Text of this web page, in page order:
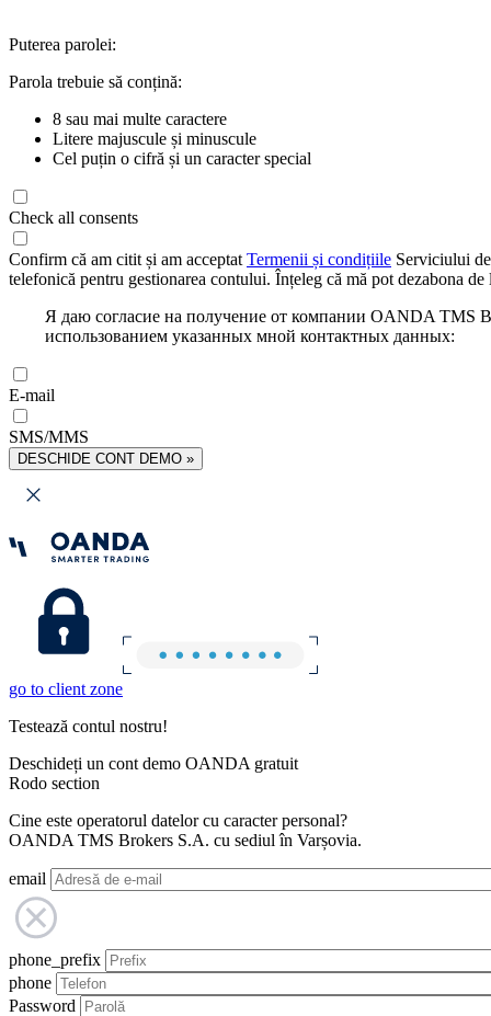
Puterea parolei:
Parola trebuie să conțină:
8 sau mai multe caractere
Litere majuscule și minuscule
Cel puțin o cifră și un caracter special
Check all consents
Confirm că am citit și am acceptat Termenii și condițiile Serviciului
telefonică pentru gestionarea contului. Înțeleg că mă pot dezabona
Я даю согласие на получение от компании OANDA TMS
использованием указанных мной контактных данных:
E-mail
SMS/MMS
DESCHIDE CONT DEMO »
go to client zone
Testează contul nostru!
Deschideți un cont demo OANDA gratuit
Rodo section
Cine este operatorul datelor cu caracter personal?
OANDA TMS Brokers S.A. cu sediul în Varșovia.
email
phone_prefix
phone
Password